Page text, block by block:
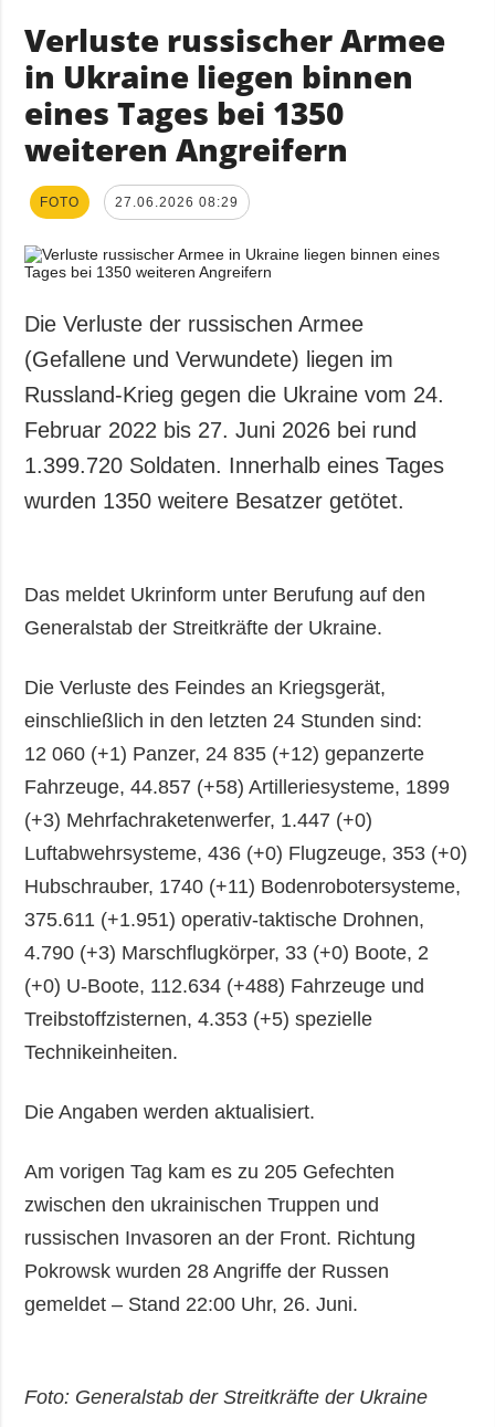
Verluste russischer Armee
in Ukraine liegen binnen
eines Tages bei 1350
weiteren Angreifern
FOTO 27.06.2026 08:29
Die Verluste der russischen Armee
(Gefallene und Verwundete) liegen im
Russland-Krieg gegen die Ukraine vom 24.
Februar 2022 bis 27. Juni 2026 bei rund
1.399.720 Soldaten. Innerhalb eines Tages
wurden 1350 weitere Besatzer getötet.
Das meldet Ukrinform unter Berufung auf den
Generalstab der Streitkräfte der Ukraine.
Die Verluste des Feindes an Kriegsgerät,
einschließlich in den letzten 24 Stunden sind:
12 060 (+1) Panzer, 24 835 (+12) gepanzerte
Fahrzeuge, 44.857 (+58) Artilleriesysteme, 1899
(+3) Mehrfachraketenwerfer, 1.447 (+0)
Luftabwehrsysteme, 436 (+0) Flugzeuge, 353 (+0)
Hubschrauber, 1740 (+11) Bodenrobotersysteme,
375.611 (+1.951) operativ-taktische Drohnen,
4.790 (+3) Marschflugkörper, 33 (+0) Boote, 2
(+0) U-Boote, 112.634 (+488) Fahrzeuge und
Treibstoffzisternen, 4.353 (+5) spezielle
Technikeinheiten.
Die Angaben werden aktualisiert.
Am vorigen Tag kam es zu 205 Gefechten
zwischen den ukrainischen Truppen und
russischen Invasoren an der Front. Richtung
Pokrowsk wurden 28 Angriffe der Russen
gemeldet – Stand 22:00 Uhr, 26. Juni.
Foto: Generalstab der Streitkräfte der Ukraine